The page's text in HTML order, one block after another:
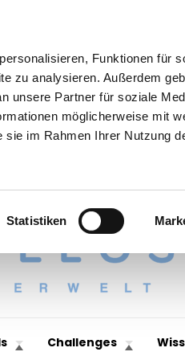
Funktionen für
zu analysieren. Außerdem
unsere Partner für soziale
möglicherweise mit
im Rahmen Ihrer Nutzung
Statistiken
Challenges